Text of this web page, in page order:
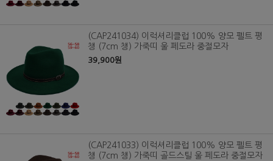
(CAP241034) 이럭셔리클럽 100% 양모 펠트 평
챙 (7cm 챙) 가죽띠 울 페도라 중절모자
39,900원
(CAP241033) 이럭셔리클럽 100% 양모 펠트 평
챙 (7cm 챙) 가죽띠 골드스틸 울 페도라 중절모자